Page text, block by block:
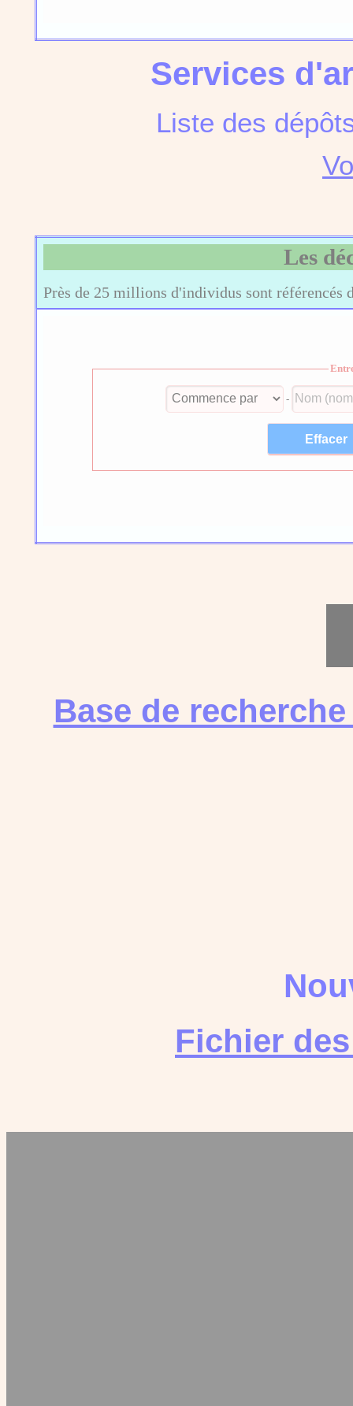
Services
Liste des
Les
Près de 25 millions d'individus sont référencés
-
Base de
Fichier